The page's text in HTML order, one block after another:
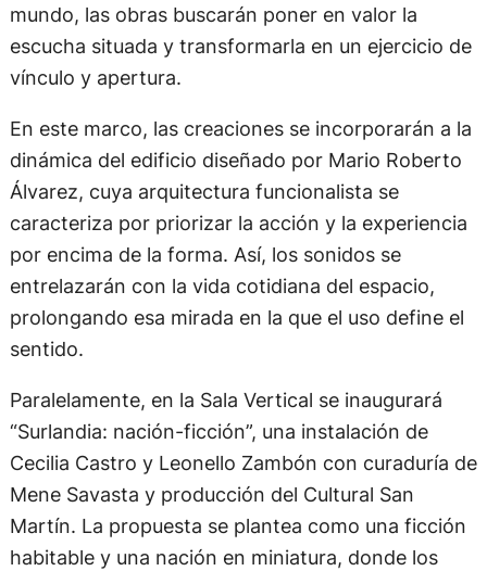
mundo, las obras buscarán poner en valor la
escucha situada y transformarla en un ejercicio de
vínculo y apertura.
En este marco, las creaciones se incorporarán a la
dinámica del edificio diseñado por Mario Roberto
Álvarez, cuya arquitectura funcionalista se
caracteriza por priorizar la acción y la experiencia
por encima de la forma. Así, los sonidos se
entrelazarán con la vida cotidiana del espacio,
prolongando esa mirada en la que el uso define el
sentido.
Paralelamente, en la Sala Vertical se inaugurará
“Surlandia: nación-ficción”, una instalación de
Cecilia Castro y Leonello Zambón con curaduría de
Mene Savasta y producción del Cultural San
Martín. La propuesta se plantea como una ficción
habitable y una nación en miniatura, donde los